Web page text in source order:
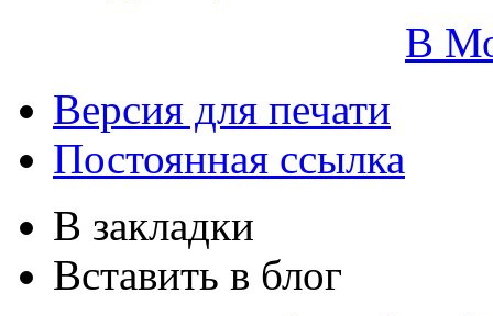
В
Версия для печати
Постоянная ссылка
В закладки
Вставить в блог